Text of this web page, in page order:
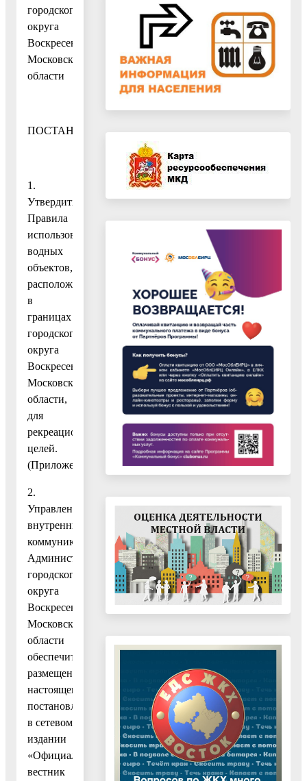
городского
округа
Воскресенск
Московской
области
ПОСТАНОВЛЯЮ:
1.
Утвердить
Правила
использования
водных
объектов,
расположенных
в
границах
городского
округа
Воскресенск
Московской
области,
для
рекреационных
целей.
(Приложение).
2.
Управлению
внутренних
коммуникаций
Администрации
городского
округа
Воскресенск
Московской
области
обеспечить
размещение
настоящего
постановления
в сетевом
издании
«Официальный
вестник